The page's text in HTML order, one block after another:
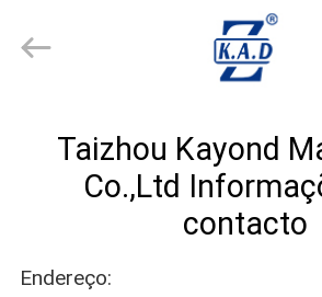
PRODUTOS
Machinery
Co.,Ltd.
Taizhou Kayond
Co.,Ltd
contacto
Endereço: